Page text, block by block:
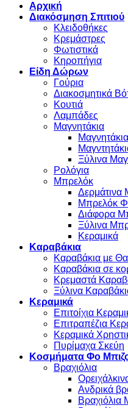
Αρχική
Διακόσμηση Σπιτιού
Κλειδοθήκες
Κρεμάστρες
Φωτιστικά
Κηροπήγια
Είδη Δώρων
Γούρια
Διακοσμητικά
Κουτιά
Λαμπάδες
Μαγνητάκια
Ξύλινα
Ρολόγια
Μπρελόκ
Δερμάτινα
Μπρελόκ
Διάφορα
Ξύλινα
Κεραμικά
Καραβάκια
Καραβάκια με
Καραβάκια σε
Κρεμαστά
Ξύλινα
Κεραμικά
Επιτοίχια
Επιτραπέζια
Κεραμικά
Πυρίμαχα Σκεύη
Κοσμήματα Φο
Βραχιόλια
Ανδρικά
Βραχιόλια